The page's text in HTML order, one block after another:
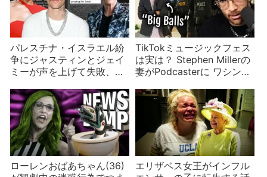
パレスチナ・イスラエル紛
争にジャスティンとジェイ
ミーが声を上げて失敗、ジ
受け、テイラーは無関係な
のに利用される
TikTokミュージックフェス
は実は？ Stephen Millerの
妻がPodcasterに ワシント
ど米国政治ニュース
ローレンおばあちゃん(36)
エリザベス女王がインフル